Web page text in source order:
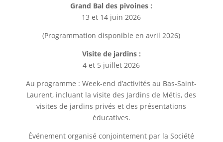
Grand Bal des pivoines :
13 et 14 juin 2026
(Programmation disponible en avril 2026)
Visite de jardins :
4 et 5 juillet 2026
Au programme : Week-end d’activités au Bas-Saint-
Laurent, incluant la visite des Jardins de Métis, des
visites de jardins privés et des présentations
éducatives.
Événement organisé conjointement par la Société